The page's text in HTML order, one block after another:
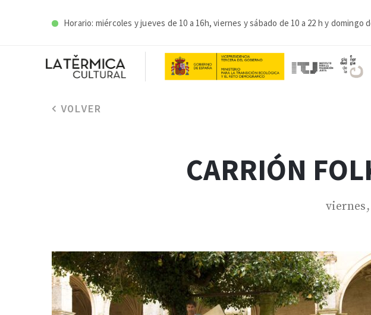
Horario: miércoles y jueves de 10 a 16h, viernes y sábado de 10 a 22 h y domingo
VOLVER
CARRIÓN